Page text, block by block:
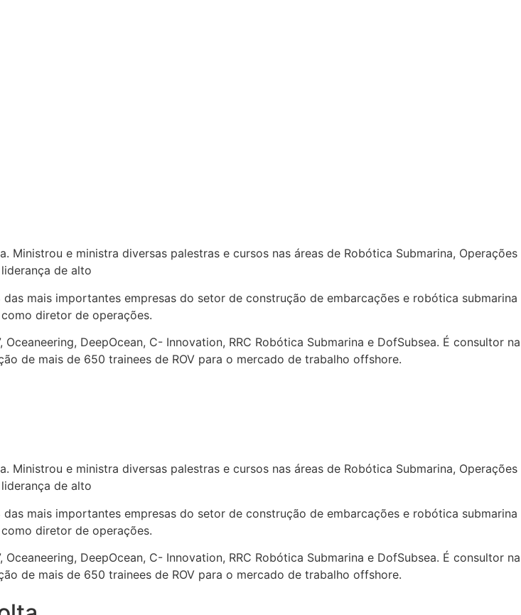
Ministrou e ministra diversas palestras e cursos nas áreas de Robótica Submarina, Operações
de alto
mais importantes empresas do setor de construção de embarcações e robótica submarina
diretor de operações.
DeepOcean, C- Innovation, RRC Robótica Submarina e DofSubsea. É consultor na
de mais de 650 trainees de ROV para o mercado de trabalho offshore.
Ministrou e ministra diversas palestras e cursos nas áreas de Robótica Submarina, Operações
de alto
mais importantes empresas do setor de construção de embarcações e robótica submarina
diretor de operações.
DeepOcean, C- Innovation, RRC Robótica Submarina e DofSubsea. É consultor na
de mais de 650 trainees de ROV para o mercado de trabalho offshore.